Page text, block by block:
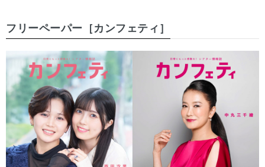
フリーペーパー［カンフェティ］